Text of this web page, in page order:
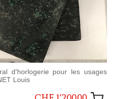
d'horlogerie pour les usages
Louis